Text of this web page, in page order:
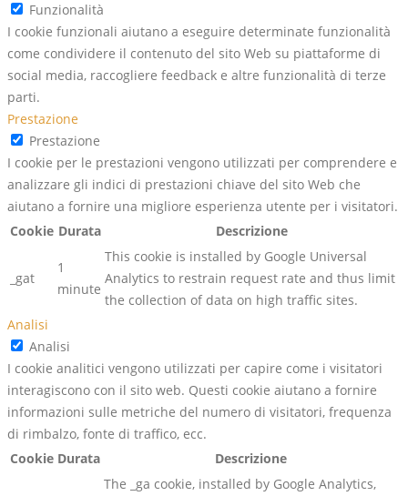
Funzionalità
I cookie funzionali aiutano a eseguire determinate funzionalità
come condividere il contenuto del sito Web su piattaforme di
social media, raccogliere feedback e altre funzionalità di terze
parti.
Prestazione
Prestazione
I cookie per le prestazioni vengono utilizzati per comprendere e
analizzare gli indici di prestazioni chiave del sito Web che
aiutano a fornire una migliore esperienza utente per i visitatori.
Cookie Durata Descrizione
_gat
1
minute
This cookie is installed by Google Universal
Analytics to restrain request rate and thus limit
the collection of data on high traffic sites.
Analisi
Analisi
I cookie analitici vengono utilizzati per capire come i visitatori
interagiscono con il sito web. Questi cookie aiutano a fornire
informazioni sulle metriche del numero di visitatori, frequenza
di rimbalzo, fonte di traffico, ecc.
Cookie Durata Descrizione
The _ga cookie, installed by Google Analytics,